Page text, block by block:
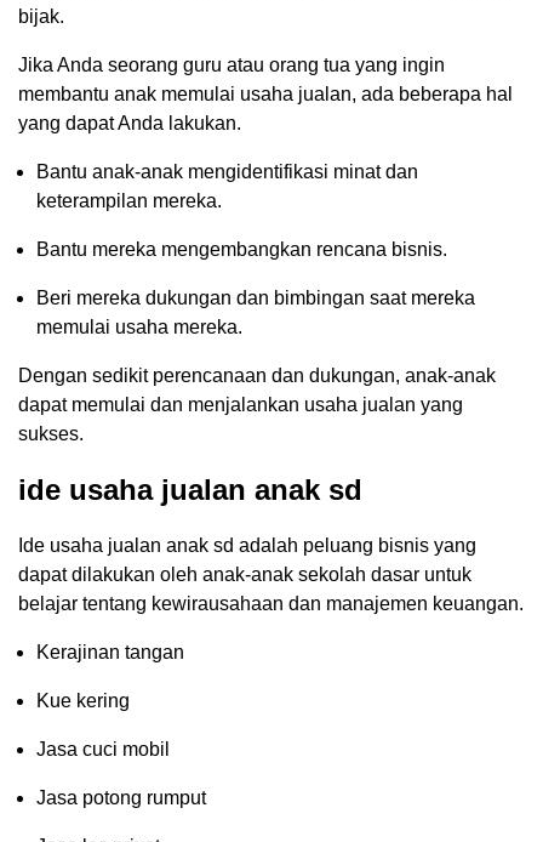
bijak.
Jika Anda seorang guru atau orang tua yang ingin
membantu anak memulai usaha jualan, ada beberapa hal
yang dapat Anda lakukan.
Bantu anak-anak mengidentifikasi minat dan
keterampilan mereka.
Bantu mereka mengembangkan rencana bisnis.
Beri mereka dukungan dan bimbingan saat mereka
memulai usaha mereka.
Dengan sedikit perencanaan dan dukungan, anak-anak
dapat memulai dan menjalankan usaha jualan yang
sukses.
ide usaha jualan anak sd
Ide usaha jualan anak sd adalah peluang bisnis yang
dapat dilakukan oleh anak-anak sekolah dasar untuk
belajar tentang kewirausahaan dan manajemen keuangan.
Kerajinan tangan
Kue kering
Jasa cuci mobil
Jasa potong rumput